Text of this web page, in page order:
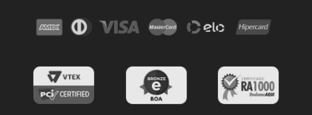
Blog
Cores das lentes
Entregas